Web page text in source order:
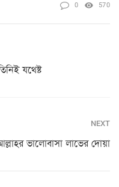
0 570
যথেষ্ট
NEXT
ভালোবাসা লাভের দোয়া